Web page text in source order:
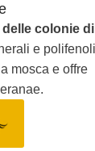
colonie di
mosca e offre